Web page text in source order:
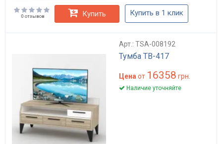
0 отзывов Купить Купить в 1 клик
Арт.: TSA-008192
Тумба ТВ-417
Цена от 16358 грн.
Наличие уточняйте